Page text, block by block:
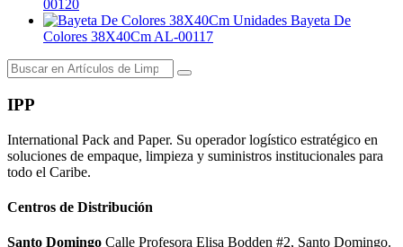
00120
Unidades Bayeta De
Colores 38X40Cm AL-00117
IPP
International Pack and Paper. Su operador logístico estratégico en
soluciones de empaque, limpieza y suministros institucionales para
todo el Caribe.
Centros de Distribución
Santo Domingo Calle Profesora Elisa Bodden #2, Santo Domingo.